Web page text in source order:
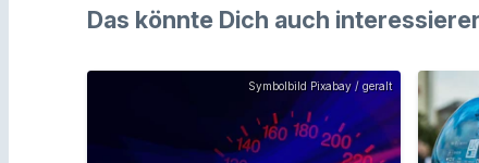
Das könnte Dich auch
Symbolbild Pixabay / geralt